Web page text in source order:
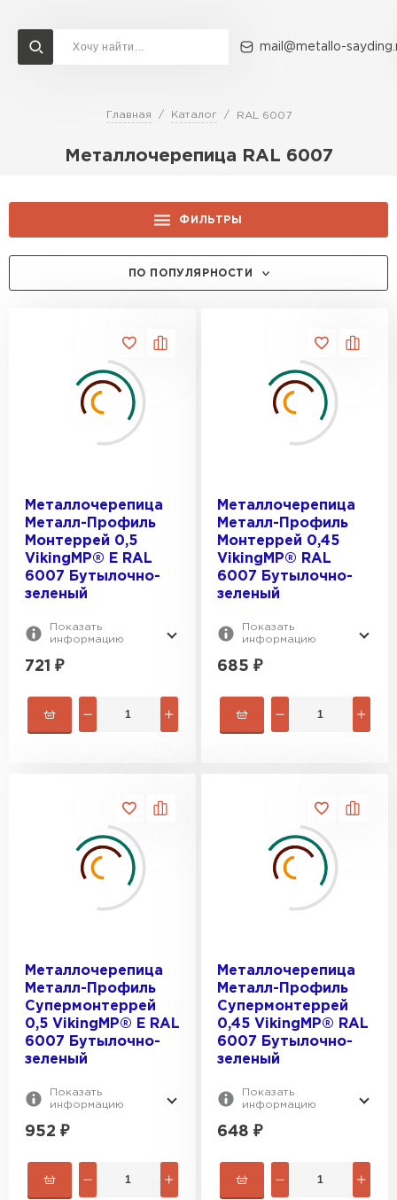
mail@metallo-
Главная Каталог RAL 6007
Металлочерепица RAL 6007
ФИЛЬТРЫ
0.45
ПО ПОПУЛЯРНОСТИ
Металлочерепица
Металл-Профиль
Монтеррей 0,5
VikingMP® E RAL
6007 Бутылочно-
зеленый
Показать
информацию
721 ₽
Металлочерепица
Металл-Профиль
Монтеррей 0,45
VikingMP® RAL
6007 Бутылочно-
зеленый
Показать
информацию
685 ₽
Металлочерепица
Металл-Профиль
Супермонтеррей
0,5 VikingMP® E RAL
6007 Бутылочно-
зеленый
Показать
информацию
952 ₽
Металлочерепица
Металл-Профиль
Супермонтеррей
0,45 VikingMP® RAL
6007 Бутылочно-
зеленый
Показать
информацию
648 ₽
Доставка и оплата Акции О компании
ВСЕ ПРОИЗВОДИТЕЛИ